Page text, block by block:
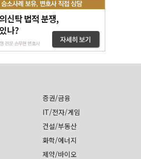
증권/금융
IT/전자/게임
건설/부동산
화학/에너지
제약/바이오